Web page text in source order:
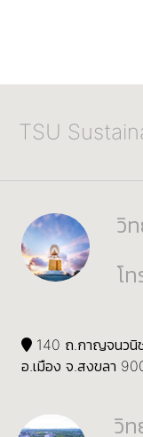
TSU
วิ
โ
140 ถ.กาญจนวนิ
อ.เมือง จ.สงขลา
วิ